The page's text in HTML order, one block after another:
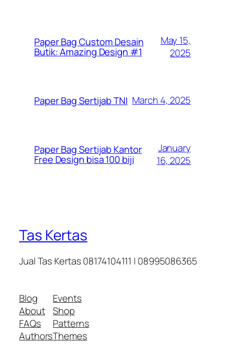
Paper Bag Custom Desain
Butik: Amazing Design #1
May 15,
2025
Paper Bag Sertijab TNI March 4, 2025
Paper Bag Sertijab Kantor
Free Design bisa 100 biji
January
16, 2025
Tas Kertas
Jual Tas Kertas 08174104111 | 08995086365
Blog
About
FAQs
Authors
Events
Shop
Patterns
Themes